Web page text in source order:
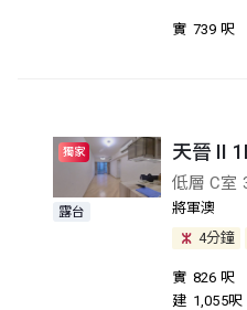
實 739 呎
獨家
露台
天晉 II
低層 C室
將軍澳
4分鐘
實 826 呎
建 1,055呎